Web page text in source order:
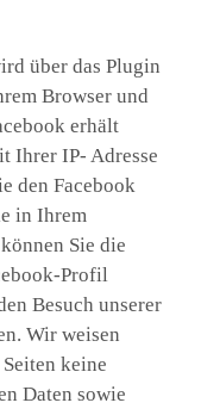
über das Plugin
Browser und
erhält
Ihrer IP- Adresse
den Facebook
in Ihrem
Sie die
Profil
Besuch unserer
Wir weisen
keine
Daten sowie